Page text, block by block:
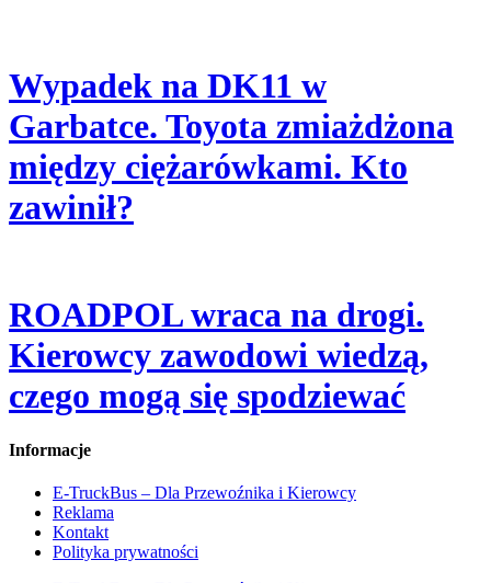
Wypadek na DK11 w
Garbatce. Toyota zmiażdżona
między ciężarówkami. Kto
zawinił?
ROADPOL wraca na drogi.
Kierowcy zawodowi wiedzą,
czego mogą się spodziewać
Informacje
E-TruckBus – Dla Przewoźnika i Kierowcy
Reklama
Kontakt
Polityka prywatności